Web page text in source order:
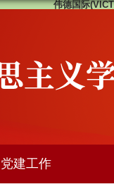
伟德国际
党建工作